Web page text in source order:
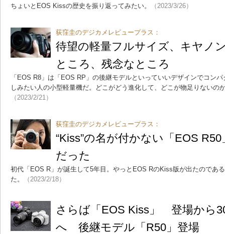
ちょいとEOS Kissの歴史を振り返ってみたい。
（2023/3/26）
荻窪圭のデジカメレビュープラス：
待望の軽量フルサイズ、キヤノ
ところ、残念なところ
「EOS R8」は「EOS RP」の後継モデルといっていいデザインでコン
しみたい人の小型軽量機だ。どこがどう進化して、どこが物足りないの
（2023/2/21）
荻窪圭のデジカメレビュープラス：
“Kiss”の名が付かない「EOS
だった
初代「EOS R」が誕生して5年目。やっとEOS RのKiss版が出たのであ
た。
（2023/2/18）
さらば「EOS Kiss」 登場から
へ 後継モデル「R50」登場